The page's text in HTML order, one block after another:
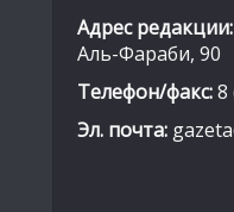
Адрес редакции:
Аль-Фараби, 90
Телефон/факс:8
Эл. почта: